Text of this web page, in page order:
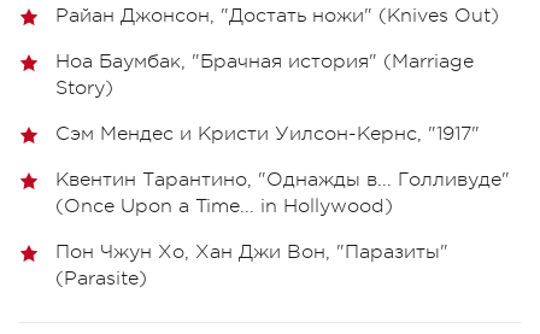
Райан Джонсон, "Достать ножи" (Knives Out)
Ноа Баумбак, "Брачная история" (Marriage
Story)
Сэм Мендес и Кристи Уилсон-Кернс, "1917"
Квентин Тарантино, "Однажды в... Голливуде"
(Once Upon a Time... in Hollywood)
Пон Чжун Хо, Хан Джи Вон, "Паразиты"
(Parasite)